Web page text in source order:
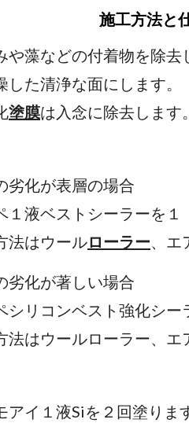
施工方法と
ごみや藻などの付
た清浄
塗膜は入念に除去します。
：素地の
ベストシーラー
ウールローラー、エ
劣化
ンベスト強化シー
法はウールローラー、エ
サーモアイ